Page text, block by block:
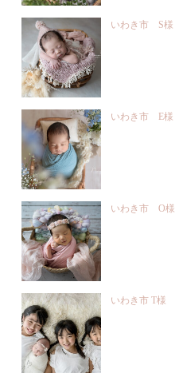
いわき市 S様
いわき市 E様
いわき市 O様
いわき市 T様